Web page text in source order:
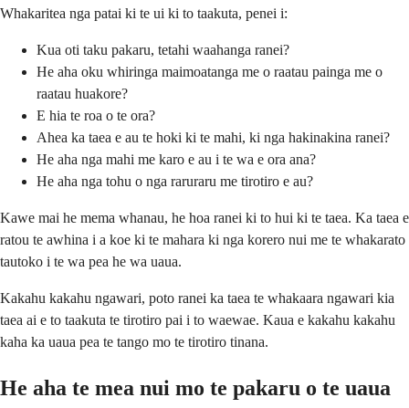
Whakaritea nga patai ki te ui ki to taakuta, penei i:
Kua oti taku pakaru, tetahi waahanga ranei?
He aha oku whiringa maimoatanga me o raatau painga me o
raatau huakore?
E hia te roa o te ora?
Ahea ka taea e au te hoki ki te mahi, ki nga hakinakina ranei?
He aha nga mahi me karo e au i te wa e ora ana?
He aha nga tohu o nga raruraru me tirotiro e au?
Kawe mai he mema whanau, he hoa ranei ki to hui ki te taea. Ka taea e
ratou te awhina i a koe ki te mahara ki nga korero nui me te whakarato
tautoko i te wa pea he wa uaua.
Kakahu kakahu ngawari, poto ranei ka taea te whakaara ngawari kia
taea ai e to taakuta te tirotiro pai i to waewae. Kaua e kakahu kakahu
kaha ka uaua pea te tango mo te tirotiro tinana.
He aha te mea nui mo te pakaru o te uaua